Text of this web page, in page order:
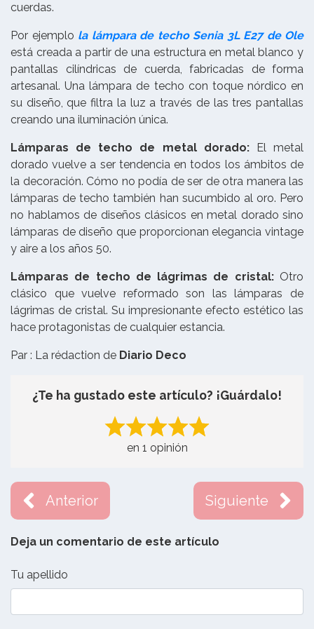
cuerdas.
Por ejemplo la lámpara de techo Senia 3L E27 de Ole
está creada a partir de una estructura en metal blanco y
pantallas cilíndricas de cuerda, fabricadas de forma
artesanal. Una lámpara de techo con toque nórdico en
su diseño, que filtra la luz a través de las tres pantallas
creando una iluminación única.
Lámparas de techo de metal dorado:El metal
dorado vuelve a ser tendencia en todos los ámbitos de
la decoración. Cómo no podía de ser de otra manera las
lámparas de techo también han sucumbido al oro. Pero
no hablamos de diseños clásicos en metal dorado sino
lámparas de diseño que proporcionan elegancia vintage
y aire a los años 50.
Lámparas de techo de lágrimas de cristal:Otro
clásico que vuelve reformado son las lámparas de
lágrimas de cristal. Su impresionante efecto estético las
hace protagonistas de cualquier estancia.
Par : La rédaction de Diario Deco
¿Te ha gustado este artículo? ¡Guárdalo!
en 1 opinión
Anterior Siguiente
Deja un comentario de este artículo
Tu apellido